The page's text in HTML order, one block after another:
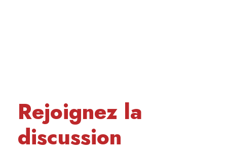
Rejoignez la
discussion